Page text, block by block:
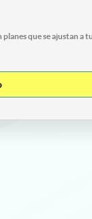
que se ajustan a